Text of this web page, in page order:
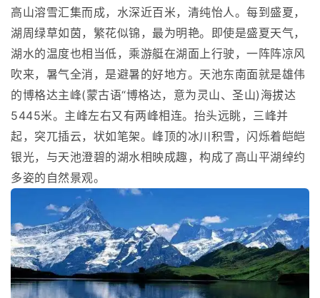
高山溶雪汇集而成，水深近百米，清纯怡人。每到盛夏，
湖周绿草如茵，繁花似锦，最为明艳。即使是盛夏天气，
湖水的温度也相当低，乘游艇在湖面上行驶，一阵阵凉风
吹来，暑气全消，是避暑的好地方。天池东南面就是雄伟
的博格达主峰(蒙古语“博格达，意为灵山、圣山)海拔达
5445米。主峰左右又有两峰相连。抬头远眺，三峰并
起，突兀插云，状如笔架。峰顶的冰川积雪，闪烁着皑皑
银光，与天池澄碧的湖水相映成趣，构成了高山平湖绰约
多姿的自然景观。